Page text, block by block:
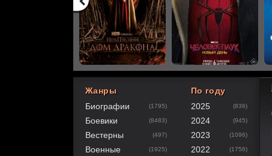
40
1 2 3 4
Жанры
Биографии
(1795)
Боевики (8483)
Вестерны (497)
Военные (1925)
По году
2025
(836)
2024 (945)
2023 (1096)
2022 (1756)